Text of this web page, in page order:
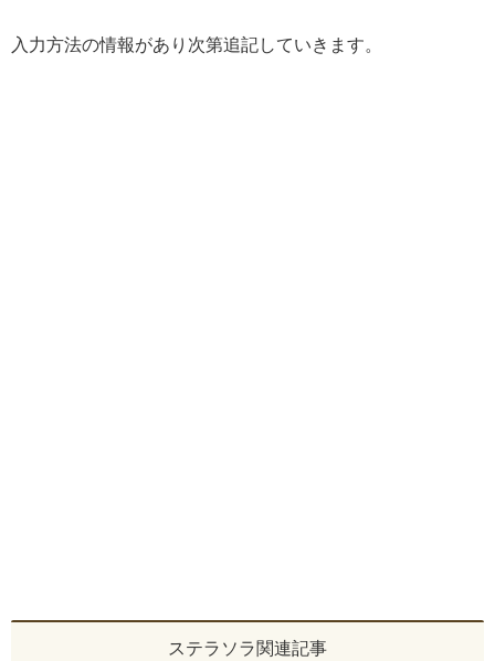
入力方法の情報があり次第追記していきます。
ステラソラ関連記事